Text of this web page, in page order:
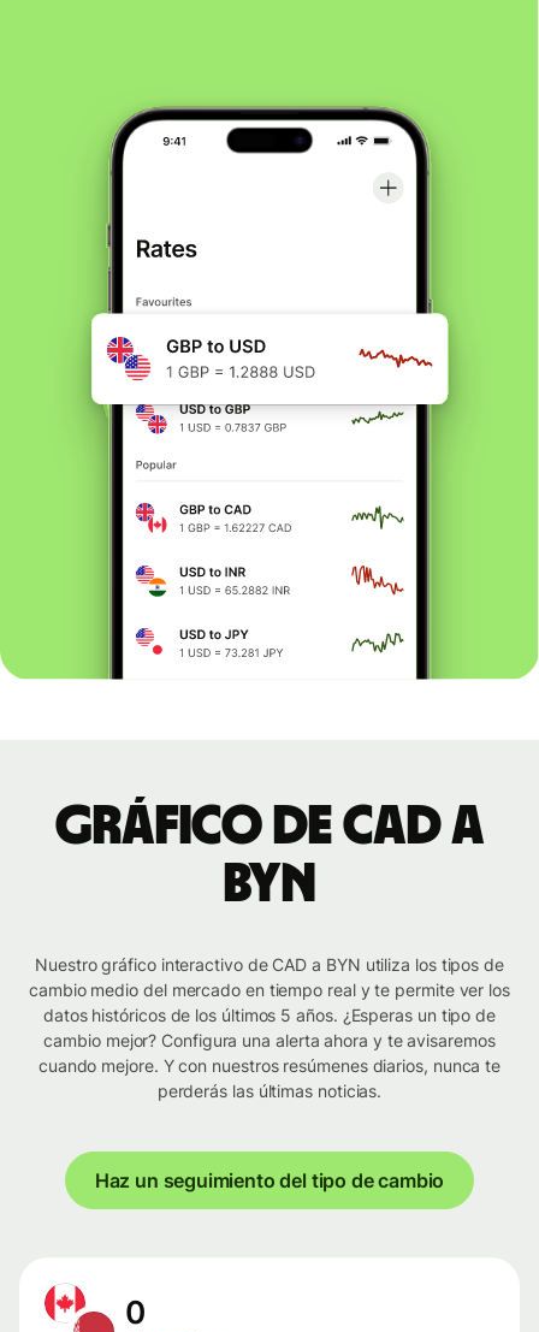
Gráfico de CAD a
BYN
Nuestro gráfico interactivo de CAD a BYN utiliza los tipos de
cambio medio del mercado en tiempo real y te permite ver los
datos históricos de los últimos 5 años. ¿Esperas un tipo de
cambio mejor? Configura una alerta ahora y te avisaremos
cuando mejore. Y con nuestros resúmenes diarios, nunca te
perderás las últimas noticias.
Haz un seguimiento del tipo de cambio
0